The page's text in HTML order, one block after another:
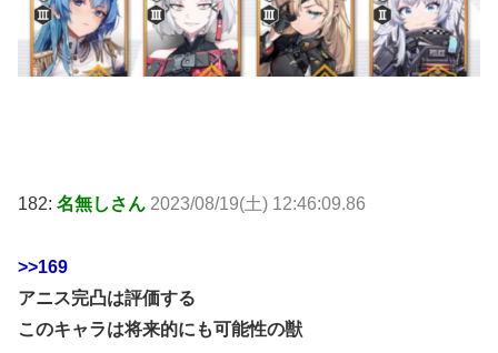
182: 名無しさん 2023/08/19(土) 12:46:09.86
>>169
アニス完凸は評価する
このキャラは将来的にも可能性の獣